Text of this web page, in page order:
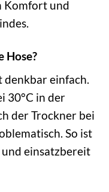
Komfort und
Hose?
denkbar einfach.
30°C in der
der Trockner bei
So ist
einsatzbereit